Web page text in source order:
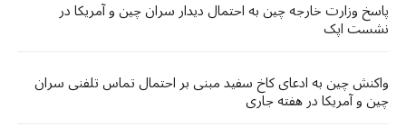
پاسخ وزارت خارجه چین به احتمال دیدار سران چین و آمریکا در
نشست اپک
واکنش چین به ادعای کاخ سفید مبنی بر احتمال تماس تلفنی سران
چین و آمریکا در هفته جاری